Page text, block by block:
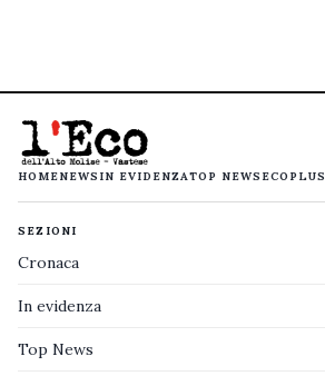
HOMENEWS IN EVIDENZATOP NEWS ECOPLUS
SEZIONI
Cronaca
In evidenza
Top News